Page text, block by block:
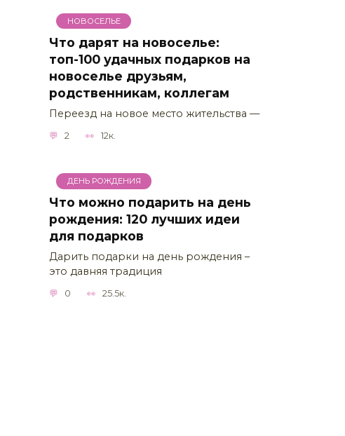
НОВОСЕЛЬЕ
Что дарят на новоселье:
топ-100 удачных подарков на
новоселье друзьям,
родственникам, коллегам
Переезд на новое место жительства —
2 12к.
ДЕНЬ РОЖДЕНИЯ
Что можно подарить на день
рождения: 120 лучших идеи
для подарков
Дарить подарки на день рождения –
это давняя традиция
0 25.5к.